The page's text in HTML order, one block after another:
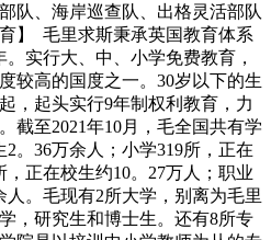
队、海岸巡查队、出格灵活部队
】 毛里求斯秉承英国教育体系
实行大、中、小学免费教育，
较高的国度之一。30岁以下的生
，起头实行9年制权利教育，力
截至2021年10月，毛全国共有学
。36万余人；小学319所，正在
正在校生约10。27万人；职业
人。毛现有2所大学，别离为毛里
，研究生和博士生。还有8所专